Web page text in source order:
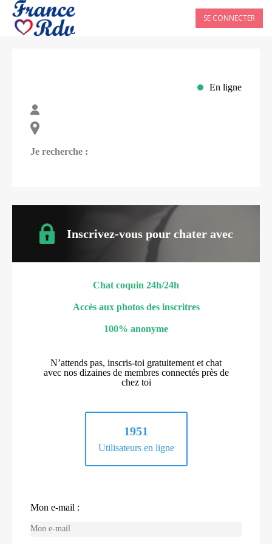
SE CONNECTER
En ligne
Je recherche :
Inscrivez-vous pour chater avec
Chat coquin 24h/24h
Accès aux photos des inscritres
100% anonyme
N’attends pas, inscris-toi gratuitement et chat
avec nos dizaines de membres connectés près de
chez toi
1951
Utilisateurs en ligne
Mon e-mail :